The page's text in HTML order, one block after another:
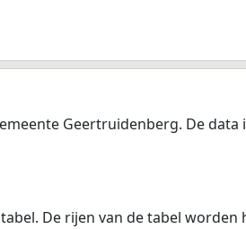
Geertruidenberg. De
De rijen van de tabel